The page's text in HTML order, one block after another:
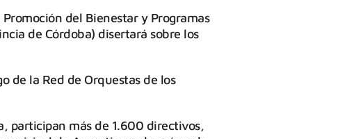
del Bienestar y Programas
de Córdoba) disertará sobre los
de la Red de Orquestas de los
participan más de 1.600 directivos,